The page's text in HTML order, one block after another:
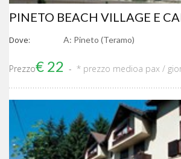
PINETO BEACH VILLAGE E
Dove: A: Pineto (Teramo)
Prezzo€ 22 * prezzo medioa pax /